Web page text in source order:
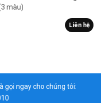
màu)
Liên hệ
gọi ngay cho chúng tôi: